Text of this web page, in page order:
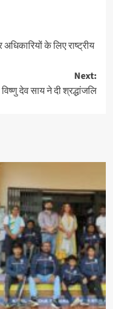
अधिकारियों के लिए राष्ट्रीय
Next:
देव साय ने दी श्रद्धांजलि